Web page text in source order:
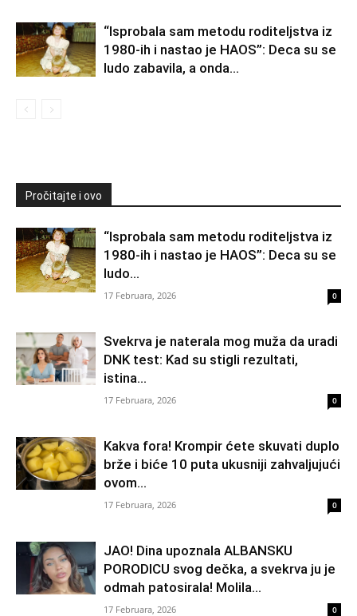
“Isprobala sam metodu roditeljstva iz
1980-ih i nastao je HAOS”: Deca su se
ludo zabavila, a onda…
Pročitajte i ovo
“Isprobala sam metodu roditeljstva iz
1980-ih i nastao je HAOS”: Deca su se
ludo...
17 Februara, 2026 0
Svekrva je naterala mog muža da uradi
DNK test: Kad su stigli rezultati,
istina...
17 Februara, 2026 0
Kakva fora! Krompir ćete skuvati duplo
brže i biće 10 puta ukusniji zahvaljujući
ovom...
17 Februara, 2026 0
JAO! Dina upoznala ALBANSKU
PORODICU svog dečka, a svekrva ju je
odmah patosirala! Molila...
17 Februara, 2026 0